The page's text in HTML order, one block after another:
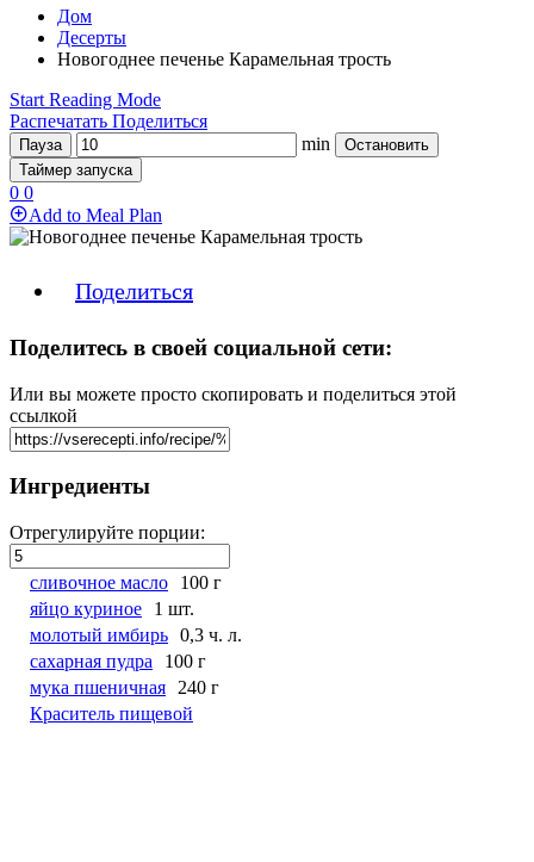
Дом
Десерты
Новогоднее печенье Карамельная трость
Start Reading Mode
Распечатать Поделиться
Пауза min
Остановить
Таймер запуска
0 0
Add to Meal Plan
Поделиться
Поделитесь в своей социальной сети:
Или вы можете просто скопировать и поделиться этой
ссылкой
Ингредиенты
Отрегулируйте порции:
100 г
сливочное масло
1 шт.
яйцо куриное
0,3 ч. л.
молотый имбирь
100 г
сахарная пудра
240 г
мука пшеничная
Краситель пищевой